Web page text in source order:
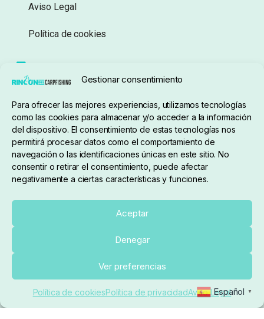
Gestionar consentimiento
Para ofrecer las mejores experiencias, utilizamos tecnologías
como las cookies para almacenar y/o acceder a la información
del dispositivo. El consentimiento de estas tecnologías nos
permitirá procesar datos como el comportamiento de
navegación o las identificaciones únicas en este sitio. No
consentir o retirar el consentimiento, puede afectar
negativamente a ciertas características y funciones.
Aceptar
Denegar
Ver preferencias
Política de cookiesPolítica de privacidadAviso Legal
Aviso Legal
Política de cookies
Sobre nosotros
910 824 923
Lunes a Viernes de 10:00 a 14:00 horas y 17:00 a
Español ▼